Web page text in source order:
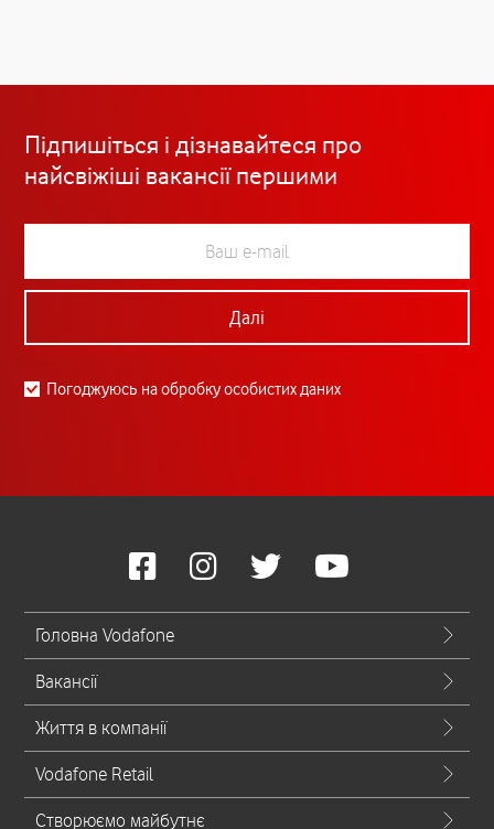
Підпишіться і дізнавайтеся про
найсвіжіші вакансії першими
Далі
Погоджуюсь на обробку особистих даних
Головна Vodafone
Вакансії
Життя в компанії
Vodafone Retail
Створюємо майбутнє